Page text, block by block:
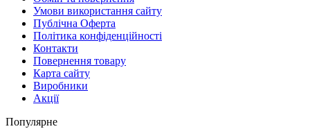
Умови використання сайту
Публічна Оферта
Політика конфіденційності
Контакти
Повернення товару
Карта сайту
Виробники
Акції
Популярне